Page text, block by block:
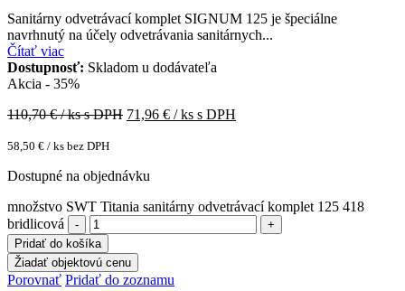
Sanitárny odvetrávací komplet SIGNUM 125 je špeciálne
navrhnutý na účely odvetrávania sanitárnych...
Čítať viac
Dostupnosť: Skladom u dodávateľa
Akcia - 35%
110,70€ / ks s DPH 71,96 € / ks s DPH
58,50 € / ks bez DPH
Dostupné na objednávku
množstvo SWT Titania sanitárny odvetrávací komplet 125 418
bridlicová
Pridať do košíka
Žiadať objektovú cenu
Porovnať Pridať do zoznamu